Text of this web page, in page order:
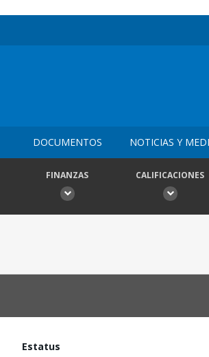
DOCUMENTOS NOTICIAS Y
FINANZAS CALIFICACIONES
Estatus